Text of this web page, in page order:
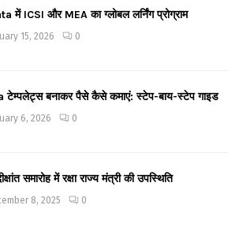
में ICSI और MEA का ग्लोबल लर्निंग प्रोग्राम
15, 2026 0
टेम्पलेट्स बनाकर पैसे कैसे कमाएं: स्टेप-बाय-स्टेप गाइड
6, 2026 0
समारोह में रक्षा राज्य मंत्री की उपस्थिति
8, 2025 0